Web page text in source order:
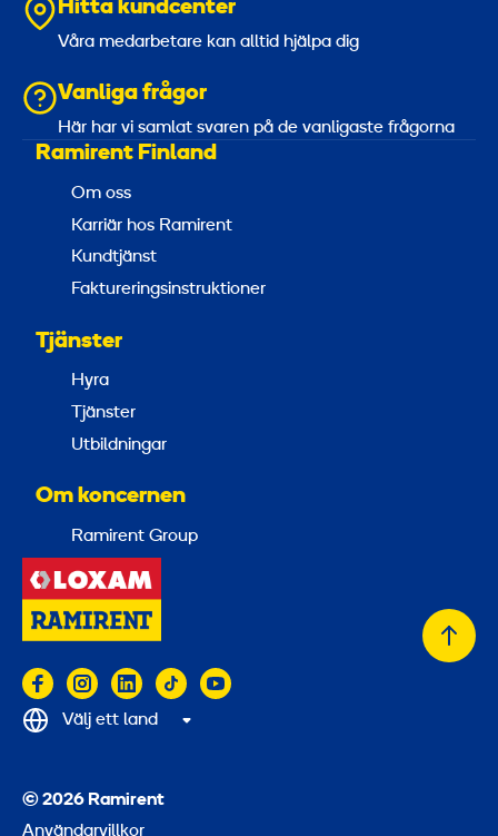
Hitta kundcenter
Våra medarbetare kan alltid hjälpa dig
Vanliga frågor
Här har vi samlat svaren på de vanligaste frågorna
Ramirent Finland
Om oss
Karriär hos Ramirent
Kundtjänst
Faktureringsinstruktioner
Tjänster
Hyra
Tjänster
Utbildningar
Om koncernen
Ramirent Group
© 2026 Ramirent
Användarvillkor
Välj ett land